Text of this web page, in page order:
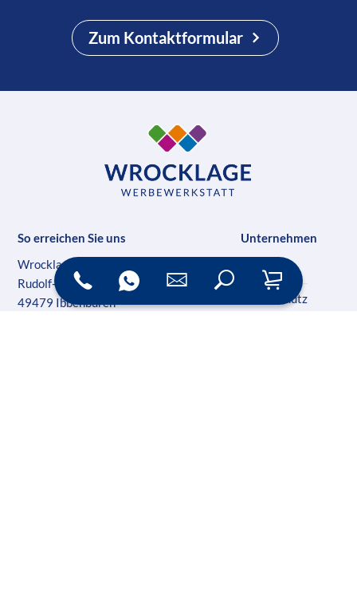
Zum Kontaktformular
So erreichen Sie uns
Wrocklage Werbewerkstatt
Rudolf-Diesel-Str. 28
49479 Ibbenbüren
Unternehmen
Impressum
Datenschutz